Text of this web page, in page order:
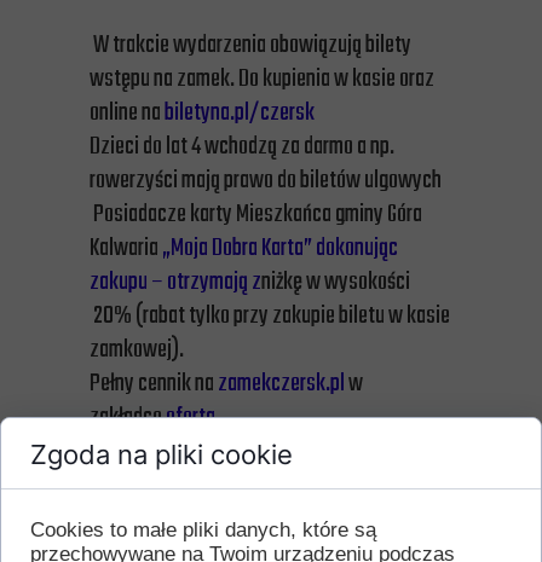
W trakcie wydarzenia obowiązują bilety
wstępu na zamek. Do kupienia w kasie oraz
online nabiletyna.pl/czersk
Dzieci do lat 4 wchodzą za darmo a np.
rowerzyści mają prawo do biletów ulgowych
Posiadacze karty Mieszkańca gminy Góra
Kalwaria„Moja Dobra Karta” dokonując
zakupu – otrzymają zniżkę w wysokości
20% (rabat tylko przy zakupie biletu w kasie
zamkowej).
Pełny cennik nazamekczersk.plw
zakładceoferta.
WAŻNA INFORMACJA dla
odwiedzających nas w niedzielę
Zgoda na pliki cookie
Cookies to małe pliki danych, które są
przechowywane na Twoim urządzeniu podczas